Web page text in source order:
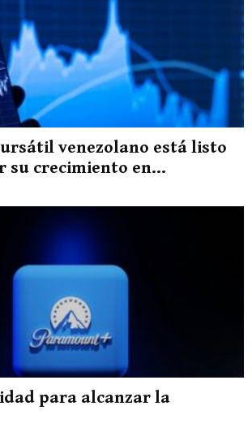
venezolano está listo
su crecimiento en...
para alcanzar la